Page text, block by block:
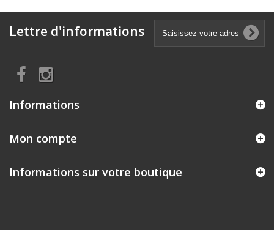
Lettre d'informations
Informations
Mon compte
Informations sur votre boutique